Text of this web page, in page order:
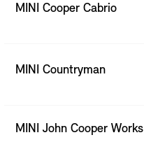
MINI Cooper Cabrio
MINI Countryman
MINI John Cooper Works